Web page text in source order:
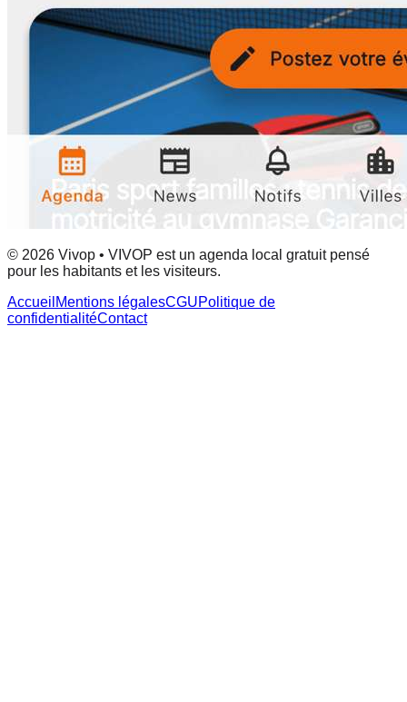
© 2026 Vivop • VIVOP est un agenda local gratuit pensé
pour les habitants et les visiteurs.
Accueil Mentions légalesCGUPolitique de
confidentialitéContact